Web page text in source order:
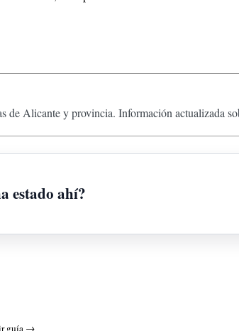
Alicante y provincia. Información actualizada
estado ahí?
guía →